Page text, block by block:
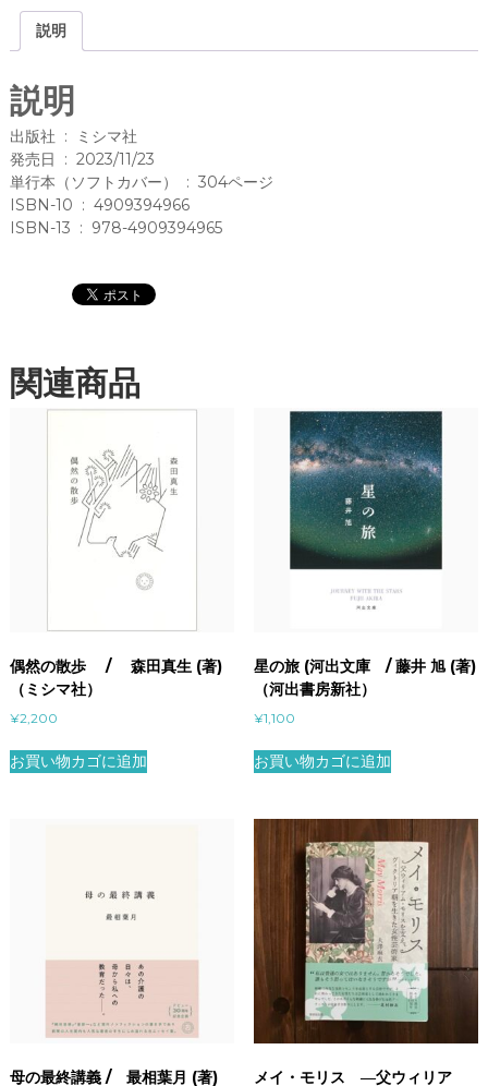
、
、
そ
し
て
人
類
学
と
猪
瀬
個
c
b
o
o
k
te
説明
説明
出版社 ‏ : ‎ ミシマ社
発売日 ‏ : ‎ 2023/11/23
単行本（ソフトカバー） ‏ : ‎ 304ページ
ISBN-10 ‏ : ‎ 4909394966
ISBN-13 ‏ : ‎ 978-4909394965
関連商品
偶然の散歩 / 森田真生 (著)
（ミシマ社）
¥2,200
お買い物カゴに追加
星の旅 (河出文庫 / 藤井 旭 (著)
（河出書房新社）
¥1,100
お買い物カゴに追加
母の最終講義 / 最相葉月 (著) メイ・モリス ―父ウィリア